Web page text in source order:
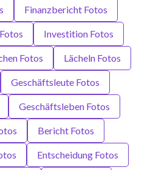
Finanzbericht Fotos
Investition Fotos
Fotos Lächeln Fotos
Geschäftsleute Fotos
Geschäftsleben Fotos
Bericht Fotos
Entscheidung Fotos